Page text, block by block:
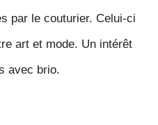
par le couturier. Celui-ci
art et mode. Un intérêt
avec brio.